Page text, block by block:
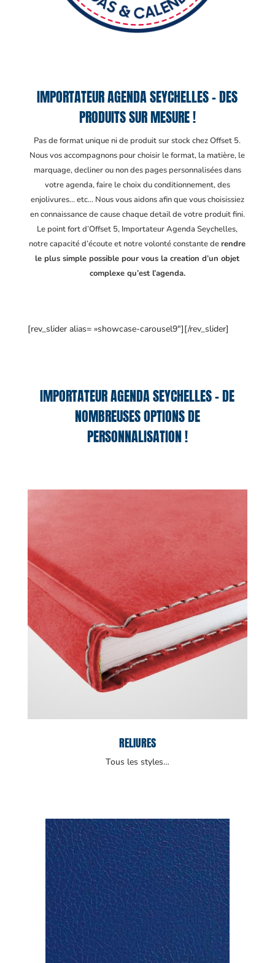
IMPORTATEUR AGENDA SEYCHELLES – DES
PRODUITS SUR MESURE !
Pas de format unique ni de produit sur stock chez Offset 5.
Nous vos accompagnons pour choisir le format, la matière, le
marquage, decliner ou non des pages personnalisées dans
votre agenda, faire le choix du conditionnement, des
enjolivures… etc… Nous vous aidons afin que vous choisissiez
en connaissance de cause chaque detail de votre produit fini.
Le point fort d’Offset 5, Importateur Agenda Seychelles,
notre capacité d’écoute et notre volonté constante derendre
le plus simple possible pour vous la creation d’un objet
complexe qu’est l’agenda.
[rev_slider alias= »showcase-carousel9″][/rev_slider]
IMPORTATEUR AGENDA SEYCHELLES – DE
NOMBREUSES OPTIONS DE
PERSONNALISATION !
RELIURES
Tous les styles…